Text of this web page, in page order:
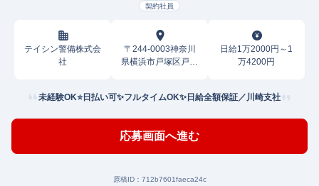
契約社員
テイシン警備株式会
社
〒244-0003神奈川
県横浜市戸塚区戸塚
日給1万2000円～1
万4200円
未経験OK⭐日払い可✨フルタイムOK✨日給全額保証／川崎支社
応募画面へ進む
原稿ID： 712b7601faeca24c